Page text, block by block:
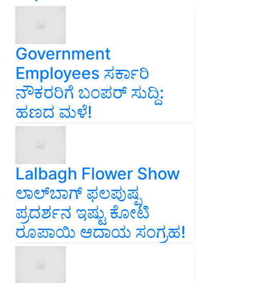
Government
Employees ಸರ್ಕಾರಿ
ನೌಕರರಿಗೆ ಬಂಪರ್‌ ಸುದ್ದಿ:
ಹಣದ ಮಳೆ!
Lalbagh Flower Show
ಲಾಲ್‌ಬಾಗ್ ಫಲಪುಷ್ಪ
ಪ್ರದರ್ಶನ ಇಷ್ಟು ಕೋಟಿ
ರೂಪಾಯಿ ಆದಾಯ ಸಂಗ್ರಹ!